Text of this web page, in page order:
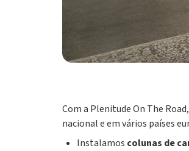
Com a Plenitude On The
nacional e em vários países
Instalamos colunas de